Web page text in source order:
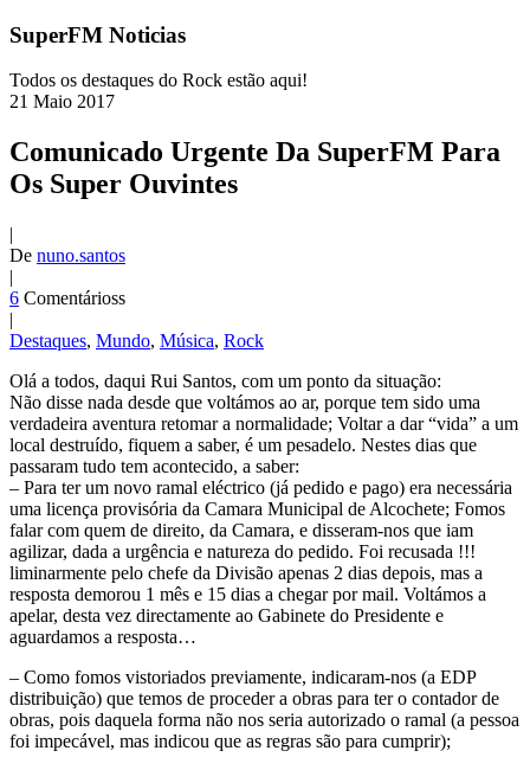
SuperFM Noticias
Todos os destaques do Rock estão aqui!
21 Maio 2017
Comunicado Urgente Da SuperFM Para
Os Super Ouvintes
|
De nuno.santos
|
6 Comentárioss
|
Destaques, Mundo, Música, Rock
Olá a todos, daqui Rui Santos, com um ponto da situação:
Não disse nada desde que voltámos ao ar, porque tem sido uma
verdadeira aventura retomar a normalidade; Voltar a dar “vida” a um
local destruído, fiquem a saber, é um pesadelo. Nestes dias que
passaram tudo tem acontecido, a saber:
– Para ter um novo ramal eléctrico (já pedido e pago) era necessária
uma licença provisória da Camara Municipal de Alcochete; Fomos
falar com quem de direito, da Camara, e disseram-nos que iam
agilizar, dada a urgência e natureza do pedido. Foi recusada !!!
liminarmente pelo chefe da Divisão apenas 2 dias depois, mas a
resposta demorou 1 mês e 15 dias a chegar por mail. Voltámos a
apelar, desta vez directamente ao Gabinete do Presidente e
aguardamos a resposta…
– Como fomos vistoriados previamente, indicaram-nos (a EDP
distribuição) que temos de proceder a obras para ter o contador de
obras, pois daquela forma não nos seria autorizado o ramal (a pessoa
foi impecável, mas indicou que as regras são para cumprir);